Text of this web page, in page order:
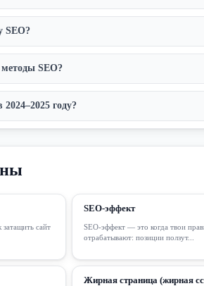
SEO?
SEO?
году?
сайт
SEO-эффект
SEO-эффект — это когда твои
отрабатывают: позиции ползут...
Жирная страница (жирная